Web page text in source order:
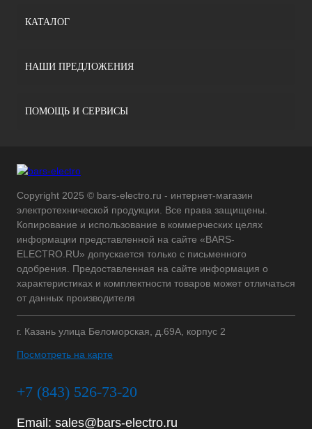
КАТАЛОГ
НАШИ ПРЕДЛОЖЕНИЯ
ПОМОЩЬ И СЕРВИСЫ
Copyright 2025 © bars-electro.ru - интернет-магазин
электротехнической продукции. Все права защищены.
Копирование и использование в коммерческих целях
информации представленной на сайте «BARS-
ELECTRO.RU» допускается только с письменного
одобрения. Предоставленная на сайте информация о
характеристиках и комплектности товаров может отличаться
от данных производителя
г. Казань улица Беломорская, д.69А, корпус 2
Посмотреть на карте
+7 (843) 526-73-20
Email: sales@bars-electro.ru